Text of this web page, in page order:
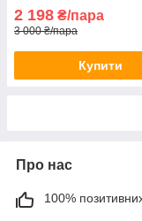
2 198 ₴/пара
3 000 ₴/пара
Купити
Про нас
100%